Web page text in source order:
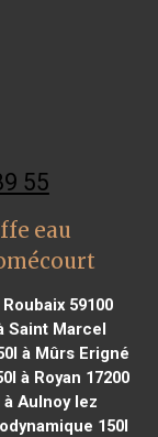
55
eau
59100
Saint Marcel
à Mûrs Erigné
à Royan 17200
Aulnoy lez
150l